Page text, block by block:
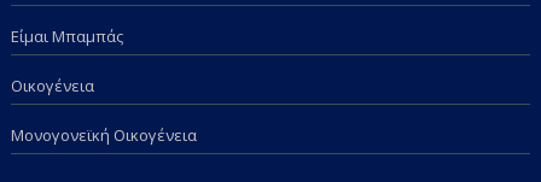
Είμαι Μπαμπάς
Οικογένεια
Μονογονεϊκή Οικογένεια